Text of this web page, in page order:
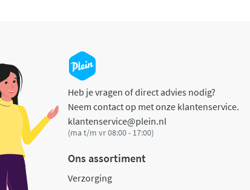
Heb je vragen of direct advies nodig?
Neem contact op met onze klantenservice.
klantenservice@plein.nl
(ma t/m vr 08:00 - 17:00)
Ons assortiment
Verzorging